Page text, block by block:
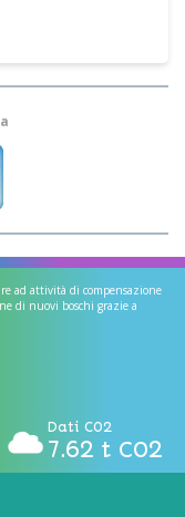
ad attività di compensazione
di nuovi boschi grazie a
Dati CO2
7.62 t CO2